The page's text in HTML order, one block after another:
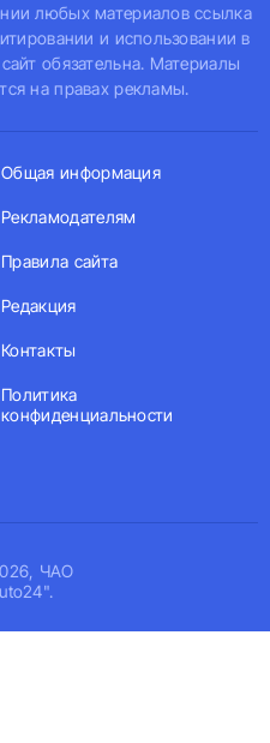
любых материалов ссылка
и использовании в
обязательна. Материалы
на правах рекламы.
ЧАО
Общая информация
Рекламодателям
Правила сайта
Редакция
Контакты
Политика
конфиденциальности